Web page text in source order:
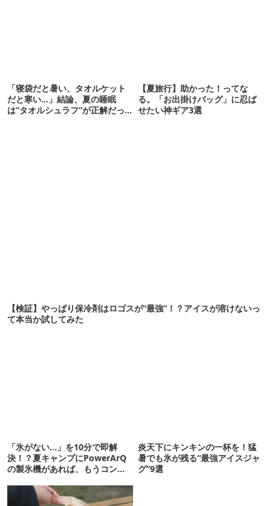
「寝袋だと暑い、タオルケット
だと寒い…」結論、夏の睡眠
は“タオルシュラフ”が正解だっ
【夏旅行】助かった！ってな
る。「お出掛けバッグ」に忍ば
せたい神ギア3選
【検証】やっぱり保冷剤はロゴスが“最強”！？アイスが溶けないっ
て本当か試してみた
「氷がない…」を10分で即解
決！？夏キャンプにPowerArQ
の製氷機があれば、もうコンビ
炎天下にキンキンの一杯を！猛
暑でも氷が残る“最強アイスジャ
グ”9選